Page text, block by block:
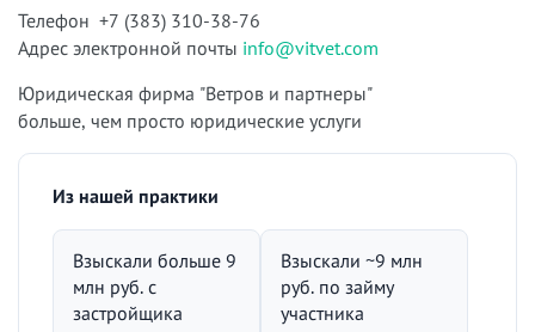
Телефон +7 (383) 310-38-76
Адрес электронной почты info@vitvet.com
Юридическая фирма "Ветров и партнеры"
больше, чем просто юридические услуги
Из нашей практики
Взыскали больше 9
млн руб. с
застройщика
Взыскали ~9 млн
руб. по займу
участника